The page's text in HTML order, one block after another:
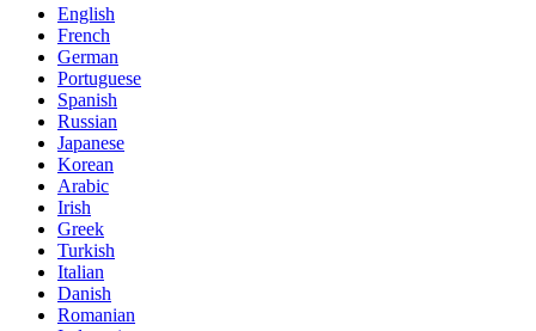
English
French
German
Portuguese
Spanish
Russian
Japanese
Korean
Arabic
Irish
Greek
Turkish
Italian
Danish
Romanian